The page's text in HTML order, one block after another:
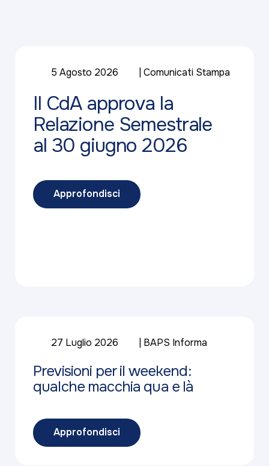
5 Agosto 2026 Comunicati Stampa
Il CdA approva la
Relazione Semestrale
al 30 giugno 2026
Approfondisci
27 Luglio 2026 BAPS Informa
Previsioni per il weekend:
qualche macchia qua e là
Approfondisci